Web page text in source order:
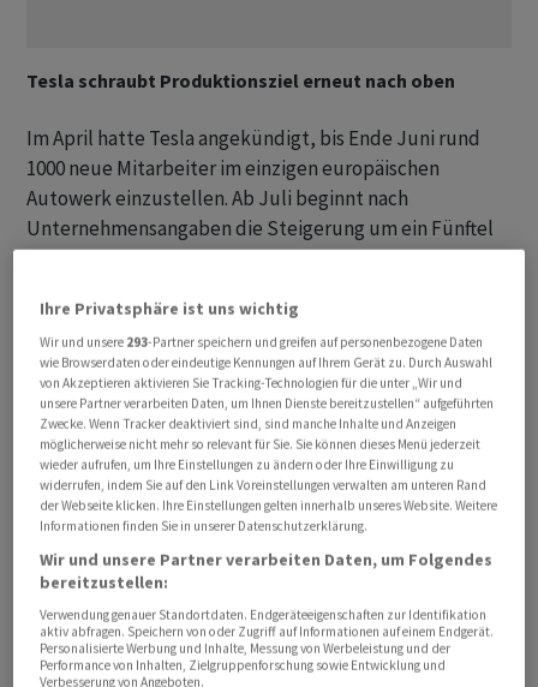
Tesla schraubt Produktionsziel erneut nach oben
Im April hatte Tesla angekündigt, bis Ende Juni rund
1000 neue Mitarbeiter im einzigen europäischen
Autowerk einzustellen. Ab Juli beginnt nach
Unternehmensangaben die Steigerung um ein Fünftel
auf 6.200 Fahrzeuge pro Woche.
Die Rekrutierung der 1000 Beschäftigten wird sich nach
Angaben einer Sprecherin noch über den Monat Juli
hinziehen. Rund 700 Mitarbeiter seien bereits
eingestellt, sagte sie der Deutschen Presse-Agentur.
Vor etwas mehr als zwei Jahren arbeiteten bei Tesla in
Grünheide rund 12'400 Menschen. Dann sank die Zahl
um 1700 bis zu diesem Jahr. Mit den neuen Plänen wären
es in der Autoproduktion dann 12'700 Mitarbeiter.
Batteriezellfertigung schafft ebenfalls neue Jobs
Der Autobauer plant auch, mehr als 1500 Beschäftigte
für die Batteriezellfertigung in Grünheide bei Berlin
Ihre Privatsphäre ist uns wichtig
Wir und unsere 293-Partner speichern und greifen auf personenbezogene Daten
wie Browserdaten oder eindeutige Kennungen auf Ihrem Gerät zu. Durch Auswahl
von Akzeptieren aktivieren Sie Tracking-Technologien für die unter „Wir und
unsere Partner verarbeiten Daten, um Ihnen Dienste bereitzustellen“ aufgeführten
Zwecke. Wenn Tracker deaktiviert sind, sind manche Inhalte und Anzeigen
möglicherweise nicht mehr so relevant für Sie. Sie können dieses Menü jederzeit
wieder aufrufen, um Ihre Einstellungen zu ändern oder Ihre Einwilligung zu
widerrufen, indem Sie auf den Link Voreinstellungen verwalten am unteren Rand
der Webseite klicken. Ihre Einstellungen gelten innerhalb unseres Website. Weitere
Informationen finden Sie in unserer Datenschutzerklärung.
Wir und unsere Partner verarbeiten Daten, um Folgendes
bereitzustellen:
Verwendung genauer Standortdaten. Endgeräteeigenschaften zur Identifikation
aktiv abfragen. Speichern von oder Zugriff auf Informationen auf einem Endgerät.
Personalisierte Werbung und Inhalte, Messung von Werbeleistung und der
Performance von Inhalten, Zielgruppenforschung sowie Entwicklung und
Verbesserung von Angeboten.